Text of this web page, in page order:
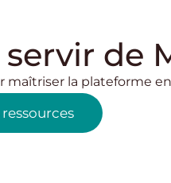
de
maîtriser la plateforme